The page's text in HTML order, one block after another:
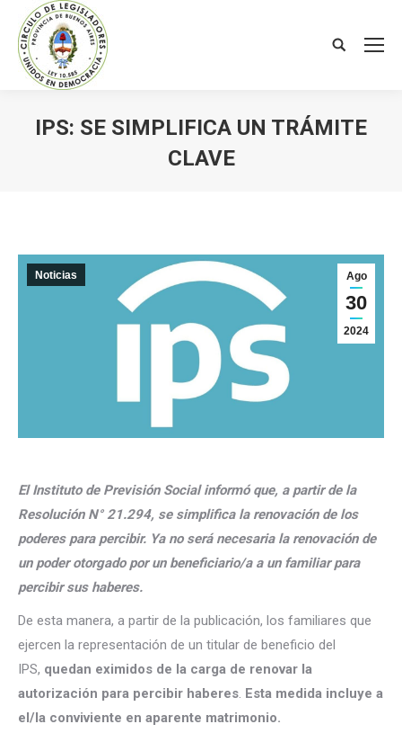
Search:
IPS: SE SIMPLIFICA UN TRÁMITE
CLAVE
Ago
30
2024
Noticias
El Instituto de Previsión Social informó que, a partir de la
Resolución N° 21.294, se simplifica la renovación de los
poderes para percibir. Ya no será necesaria la renovación de
un poder otorgado por un beneficiario/a a un familiar para
percibir sus haberes.
De esta manera, a partir de la publicación, los familiares que
ejercen la representación de un titular de beneficio del
IPS, quedan eximidos de la carga de renovar la
autorización para percibir haberes. Esta medida incluye a
el/la conviviente en aparente matrimonio.